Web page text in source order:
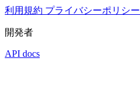
利用規約 プライバシーポリシー
開発者
API docs